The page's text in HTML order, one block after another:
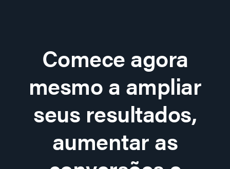
Comece agora
mesmo a ampliar
seus resultados,
aumentar as